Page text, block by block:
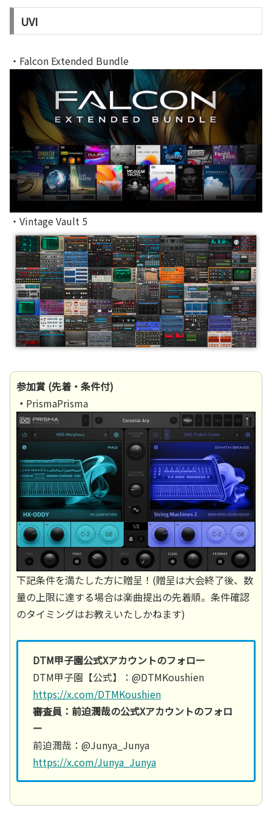
UVI
・Falcon Extended Bundle
・Vintage Vault 5
参加賞 (先着・条件付)
・ PrismaPrisma
下記条件を満たした方に贈呈！(贈呈は大会終了後、数
量の上限に達する場合は楽曲提出の先着順。条件確認
のタイミングはお教えいたしかねます)
DTM甲子園公式Xアカウントのフォロー
DTM甲子園【公式】：@DTMKoushien
https://x.com/DTMKoushien
審査員：前迫潤哉の公式Xアカウントのフォロ
ー
前迫潤哉：@Junya_Junya
https://x.com/Junya_Junya